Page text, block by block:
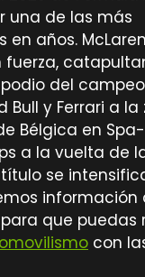
una de las más
en años.
fuerza,
del
Bull y Ferrari a la
Bélgica en Spa-
a la vuelta de
se
información
que puedas
con